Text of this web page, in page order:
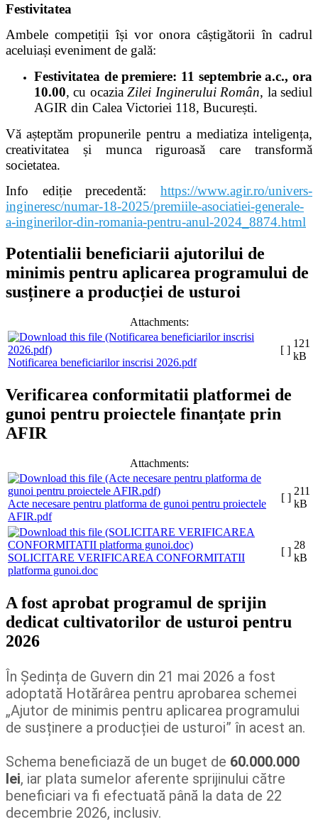
Festivitatea
Ambele competiții își vor onora câștigătorii în cadrul
aceluiași eveniment de gală:
Festivitatea de premiere: 11 septembrie a.c., ora
10.00, cu ocaziaZilei Inginerului Român, la sediul
AGIR din Calea Victoriei 118, București.
Vă așteptăm propunerile pentru a mediatiza inteligența,
creativitatea și munca riguroasă care transformă
societatea.
Info ediție precedentă:https://www.agir.ro/univers-
ingineresc/numar-18-2025/premiile-asociatiei-generale-
a-inginerilor-din-romania-pentru-anul-2024_8874.html
Potentialii beneficiarii ajutorilui de
minimis pentru aplicarea programului de
susținere a producției de usturoi
Attachments:
Notificarea beneficiarilor inscrisi 2026.pdf
[ ]
121
kB
Verificarea conformitatii platformei de
gunoi pentru proiectele finanțate prin
AFIR
Attachments:
Acte necesare pentru platforma de gunoi pentru proiectele
AFIR.pdf
[ ]
211
kB
SOLICITARE VERIFICAREA CONFORMITATII
platforma gunoi.doc
[ ]
28
kB
A fost aprobat programul de sprijin
dedicat cultivatorilor de usturoi pentru
2026
În Ședința de Guvern din 21 mai 2026 a fost
adoptată Hotărârea pentru aprobarea schemei
„Ajutor de minimis pentru aplicarea programului
de susținere a producției de usturoi” în acest an.
Schema beneficiază de un buget de 60.000.000
lei, iar plata sumelor aferente sprijinului către
beneficiari va fi efectuată până la data de 22
decembrie 2026, inclusiv.